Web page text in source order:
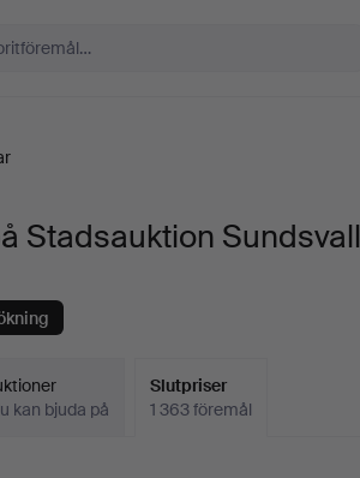
Stadsauktion Sundsvall
kan bjuda på
Slutpriser
1 363 föremål